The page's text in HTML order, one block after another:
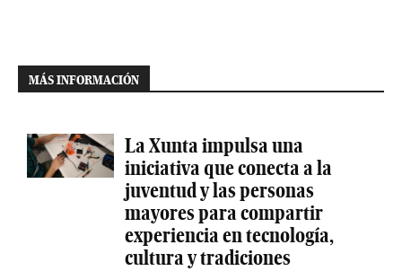
MÁS INFORMACIÓN
La Xunta impulsa una
iniciativa que conecta a la
juventud y las personas
mayores para compartir
experiencia en tecnología,
cultura y tradiciones